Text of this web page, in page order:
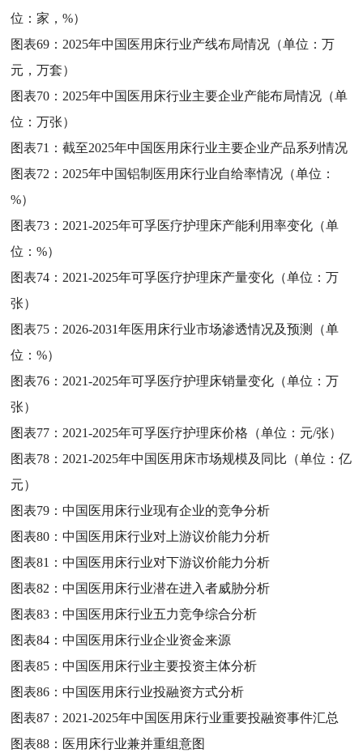
位：家，%）
图表69： 2025年中国医用床行业产线布局情况（单位：万
元，万套）
图表70： 2025年中国医用床行业主要企业产能布局情况（单
位：万张）
图表71：截至2025年中国医用床行业主要企业产品系列情况
图表72： 2025年中国铝制医用床行业自给率情况（单位：
%）
图表73： 2021-2025年可孚医疗护理床产能利用率变化（单
位：%）
图表74： 2021-2025年可孚医疗护理床产量变化（单位：万
张）
图表75： 2026-2031年医用床行业市场渗透情况及预测（单
位：%）
图表76： 2021-2025年可孚医疗护理床销量变化（单位：万
张）
图表77： 2021-2025年可孚医疗护理床价格（单位：元/张）
图表78： 2021-2025年中国医用床市场规模及同比（单位：亿
元）
图表79：中国医用床行业现有企业的竞争分析
图表80：中国医用床行业对上游议价能力分析
图表81：中国医用床行业对下游议价能力分析
图表82：中国医用床行业潜在进入者威胁分析
图表83：中国医用床行业五力竞争综合分析
图表84：中国医用床行业企业资金来源
图表85：中国医用床行业主要投资主体分析
图表86：中国医用床行业投融资方式分析
图表87： 2021-2025年中国医用床行业重要投融资事件汇总
图表88： 医用床行业兼并重组意图